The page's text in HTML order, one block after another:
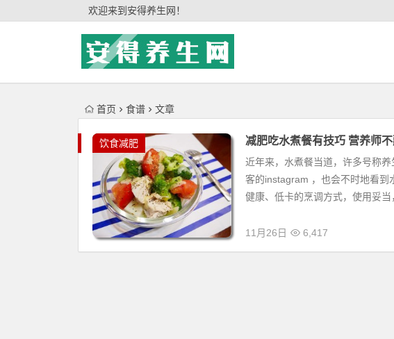
欢迎来到安得养生网！
首页 食谱 文章
饮食减肥 减肥吃水煮餐有技巧 营养师
近年来，水煮餐当道，许多号称
客的instagram ，也会不时地看到
健康、低卡的烹调方式，使用妥当
11月26日 6,417